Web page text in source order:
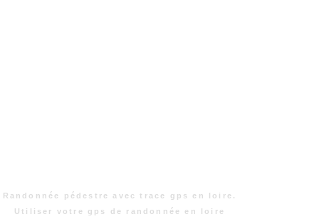
Randonnée pédestre avec trace gps en loire.
Utiliser votre gps de randonnée en loire